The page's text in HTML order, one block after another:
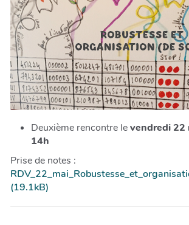
Deuxième rencontre levendredi 22
14h
Prise de notes :
(19.1kB)